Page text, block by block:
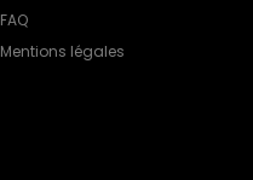
FAQ
Mentions légales